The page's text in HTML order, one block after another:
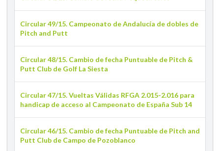
Circular 49/15. Campeonato de Andalucía de dobles de
Pitch and Putt
Circular 48/15. Cambio de fecha Puntuable de Pitch &
Putt Club de Golf La Siesta
Circular 47/15. Vueltas Válidas RFGA 2.015-2.016 para
handicap de acceso al Campeonato de España Sub 14
Circular 46/15. Cambio de fecha Puntuable de Pitch and
Putt Club de Campo de Pozoblanco